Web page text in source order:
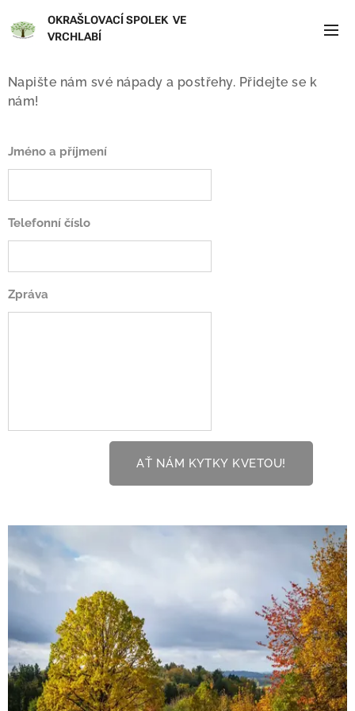
OKRAŠLOVACÍ SPOLEK VE
VRCHLABÍ
Napište nám své nápady a postřehy. Přidejte se k
nám!
Jméno a příjmení
Telefonní číslo
Zpráva
AŤ NÁM KYTKY KVETOU!